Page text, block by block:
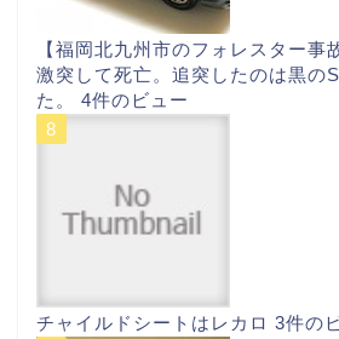
【福岡北九州市のフォレスター事
激突して死亡。追突したのは黒の
た。 4件のビュー
チャイルドシートはレカロ 3件の